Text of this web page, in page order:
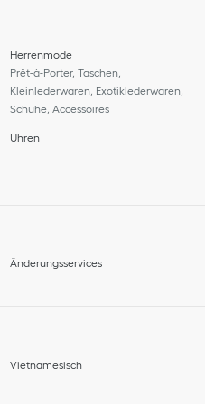
Herrenmode
Prêt-à-Porter, Taschen,
Kleinlederwaren, Exotiklederwaren,
Schuhe, Accessoires
Uhren
Änderungsservices
Vietnamesisch